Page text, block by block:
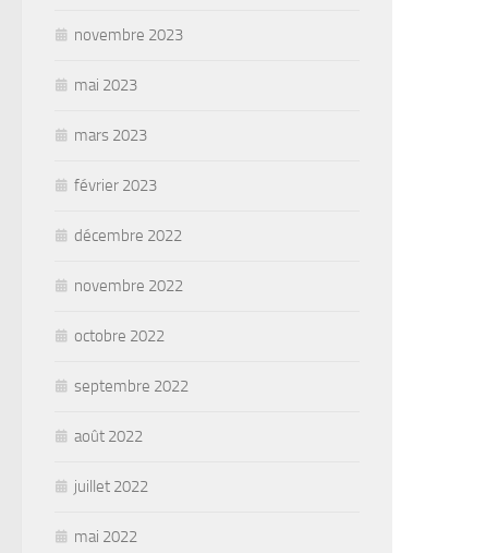
novembre 2023
mai 2023
mars 2023
février 2023
décembre 2022
novembre 2022
octobre 2022
septembre 2022
août 2022
juillet 2022
mai 2022